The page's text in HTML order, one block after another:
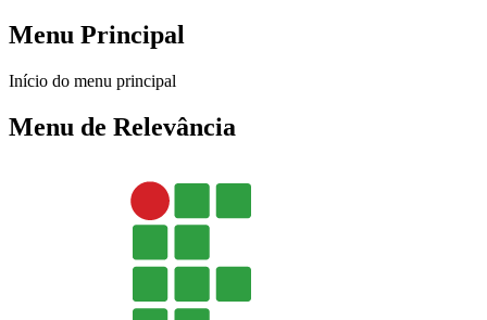
Menu Principal
Início do menu principal
Menu de Relevância